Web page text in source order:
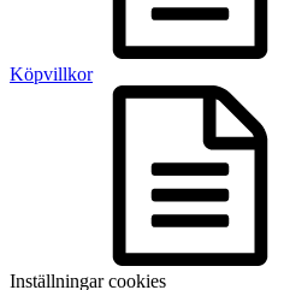
Köpvillkor
Inställningar cookies